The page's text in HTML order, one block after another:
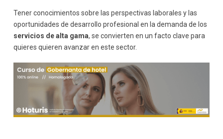
Tener conocimientos sobre las perspectivas laborales y las
oportunidades de desarrollo profesional en la demanda de los
servicios de alta gama, se convierten en un facto clave para
quieres quieren avanzar en este sector.